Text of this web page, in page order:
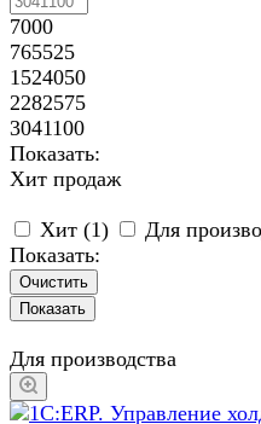
7000
765525
1524050
2282575
3041100
Показать:
Хит продаж
Хит (1) Для
Показать:
Очистить
Для производства